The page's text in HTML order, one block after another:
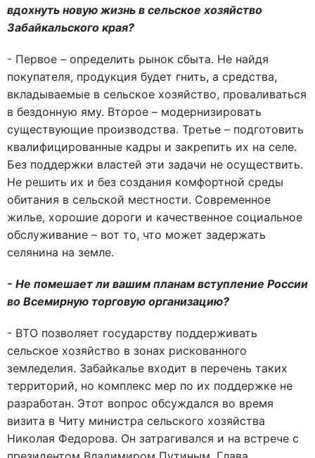
вдохнуть новую жизнь в сельское хозяйство
Забайкальского края?
- Первое – определить рынок сбыта. Не найдя
покупателя, продукция будет гнить, а средства,
вкладываемые в сельское хозяйство, проваливаться
в бездонную яму. Второе – модернизировать
существующие производства. Третье – подготовить
квалифицированные кадры и закрепить их на селе.
Без поддержки властей эти задачи не осуществить.
Не решить их и без создания комфортной среды
обитания в сельской местности. Современное
жилье, хорошие дороги и качественное социальное
обслуживание – вот то, что может задержать
селянина на земле.
- Не помешает ли вашим планам вступление России
во Всемирную торговую организацию?
- ВТО позволяет государству поддерживать
сельское хозяйство в зонах рискованного
земледелия. Забайкалье входит в перечень таких
территорий, но комплекс мер по их поддержке не
разработан. Этот вопрос обсуждался во время
визита в Читу министра сельского хозяйства
Николая Федорова. Он затрагивался и на встрече с